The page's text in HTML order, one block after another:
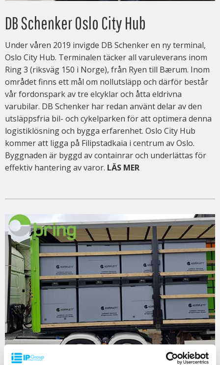
DB Schenker Oslo City Hub
Under våren 2019 invigde DB Schenker en ny terminal,
Oslo City Hub. Terminalen täcker all varuleverans inom
Ring 3 (riksväg 150 i Norge), från Ryen till Bærum. Inom
området finns ett mål om nollutsläpp och därför består
vår fordonspark av tre elcyklar och åtta eldrivna
varubilar. DB Schenker har redan använt delar av den
utsläppsfria bil- och cykelparken för att optimera denna
logistiklösning och bygga erfarenhet. Oslo City Hub
kommer att ligga på Filipstadkaia i centrum av Oslo.
Byggnaden är byggd av containrar och underlättas för
effektiv hantering av varor. LÄS MER